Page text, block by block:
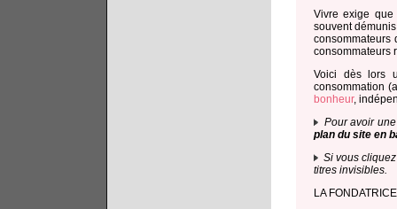
Vivre exige que
souvent
consommateurs
consommateurs
Voici dès lors
consommation
bonheur,
Pour avoir
plan du site en
Si vous
titres invisibles.
LA